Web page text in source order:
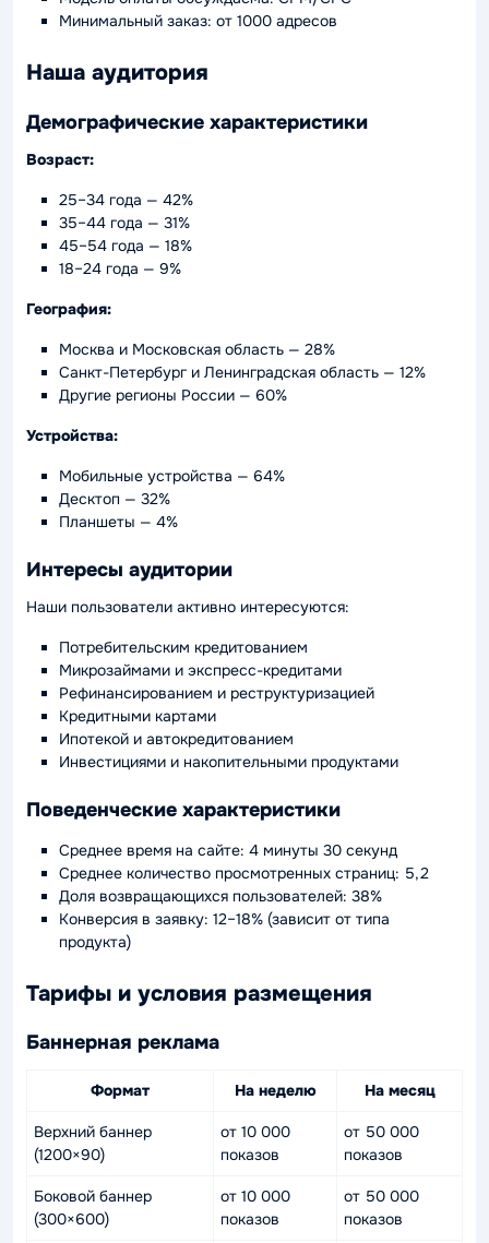
Минимальный заказ: от 1000 адресов
Наша аудитория
Демографические характеристики
Возраст:
25–34 года — 42%
35–44 года — 31%
45–54 года — 18%
18–24 года — 9%
География:
Москва и Московская область — 28%
Санкт-Петербург и Ленинградская область — 12%
Другие регионы России — 60%
Устройства:
Мобильные устройства — 64%
Десктоп — 32%
Планшеты — 4%
Интересы аудитории
Наши пользователи активно интересуются:
Потребительским кредитованием
Микрозаймами и экспресс-кредитами
Рефинансированием и реструктуризацией
Кредитными картами
Ипотекой и автокредитованием
Инвестициями и накопительными продуктами
Поведенческие характеристики
Среднее время на сайте: 4 минуты 30 секунд
Среднее количество просмотренных страниц: 5,2
Доля возвращающихся пользователей: 38%
Конверсия в заявку: 12–18% (зависит от типа
продукта)
Тарифы и условия размещения
Баннерная реклама
Формат На неделю На месяц
Верхний баннер
(1200×90)
от 10 000
показов
от 50 000
показов
Боковой баннер
(300×600)
от 10 000
показов
от 50 000
показов